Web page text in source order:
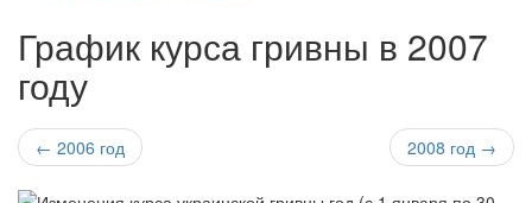
График курса гривны в 2007
году
← 2006 год 2008 год →